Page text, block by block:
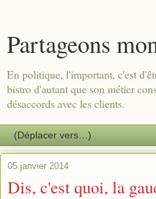
Partageons
En politique, l'important, c'est
bistro d'autant que son métier
désaccords avec les clients.
05 janvier 2014
Dis, c'est quoi, la